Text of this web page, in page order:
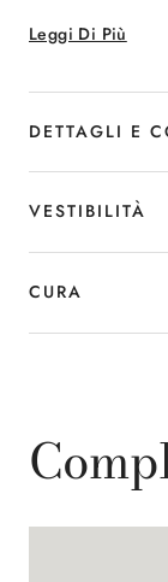
Leggi Di Più
per tutta la
distintivi
deciso.
un capo
fascino
DETTAGLI E
VESTIBILITÀ
CURA